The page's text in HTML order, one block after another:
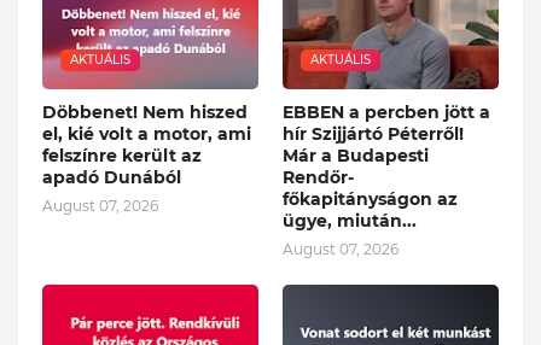
AKTUÁLIS
Döbbenet! Nem hiszed
el, kié volt a motor, ami
felszínre került az
apadó Dunából
August 07, 2026
AKTUÁLIS
EBBEN a percben jött a
hír Szijjártó Péterről!
Már a Budapesti
Rendőr-
főkapitányságon az
ügye, miután...
August 07, 2026